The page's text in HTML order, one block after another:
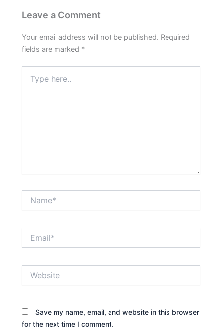
Leave a Comment
Your email address will not be published. Required
fields are marked *
here..
Save my name, email, and website in this browser
for the next time I comment.